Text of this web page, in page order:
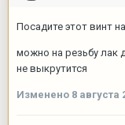
Посадите этот винт
можно на резьбу лак
не выкрутится
Изменено 8 августа